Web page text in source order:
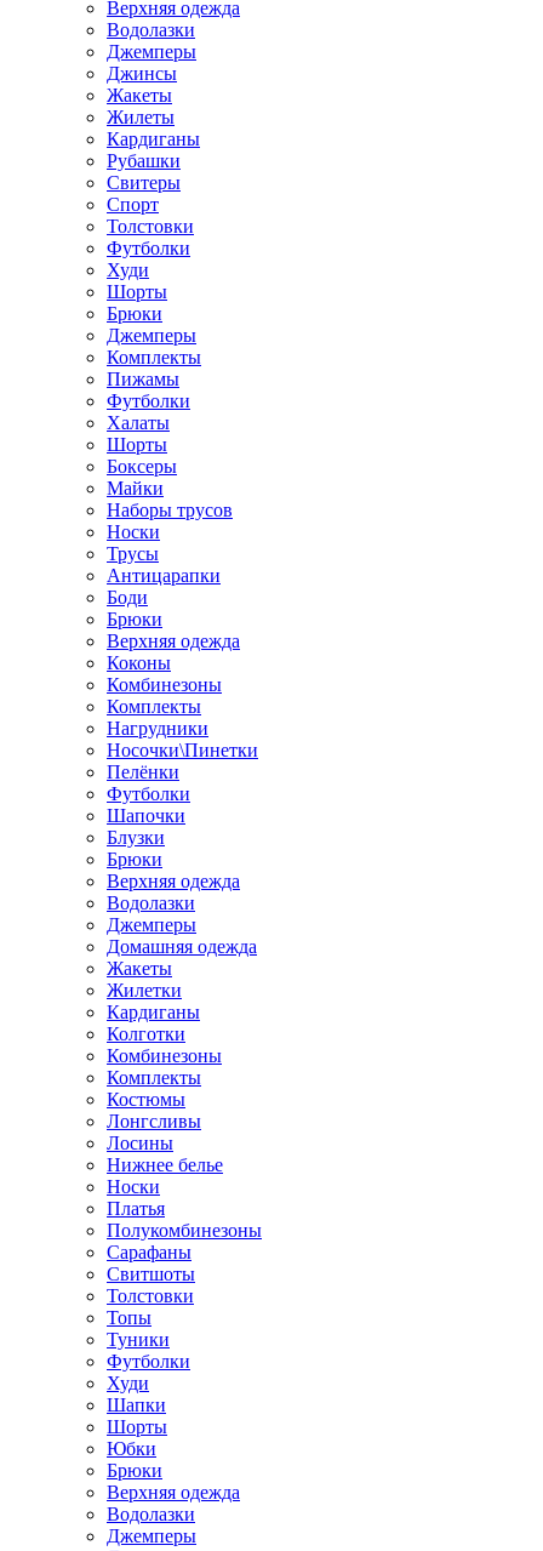
Верхняя одежда
Водолазки
Джемперы
Джинсы
Жакеты
Жилеты
Кардиганы
Рубашки
Свитеры
Спорт
Толстовки
Футболки
Худи
Шорты
Брюки
Джемперы
Комплекты
Пижамы
Футболки
Халаты
Шорты
Боксеры
Майки
Наборы трусов
Носки
Трусы
Антицарапки
Боди
Брюки
Верхняя одежда
Коконы
Комбинезоны
Комплекты
Нагрудники
Носочки\Пинетки
Пелёнки
Футболки
Шапочки
Блузки
Брюки
Верхняя одежда
Водолазки
Джемперы
Домашняя одежда
Жакеты
Жилетки
Кардиганы
Колготки
Комбинезоны
Комплекты
Костюмы
Лонгсливы
Лосины
Нижнее белье
Носки
Платья
Полукомбинезоны
Сарафаны
Свитшоты
Толстовки
Топы
Туники
Футболки
Худи
Шапки
Шорты
Юбки
Брюки
Верхняя одежда
Водолазки
Джемперы